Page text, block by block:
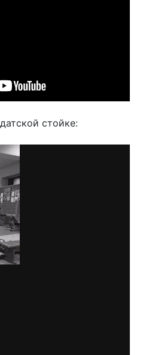
стойке: